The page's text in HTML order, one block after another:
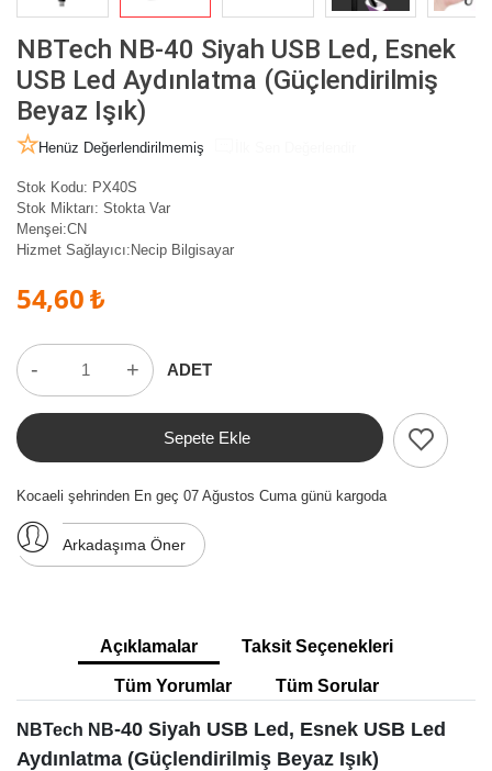
NBTech NB-40 Siyah USB Led, Esnek
USB Led Aydınlatma (Güçlendirilmiş
Beyaz Işık)
Henüz Değerlendirilmemiş
Stok Kodu: PX40S
Stok Miktarı: Stokta Var
Menşei:CN
Hizmet Sağlayıcı: Necip Bilgisayar
54,60 ₺
- + ADET
Sepete Ekle
Kocaeli şehrinden En geç 07 Ağustos Cuma günü kargoda
Arkadaşıma Öner
Açıklamalar Taksit Seçenekleri
Tüm Yorumlar Tüm Sorular
NBTech NB-40 Siyah USB Led, Esnek USB Led
Aydınlatma (Güçlendirilmiş Beyaz Işık)